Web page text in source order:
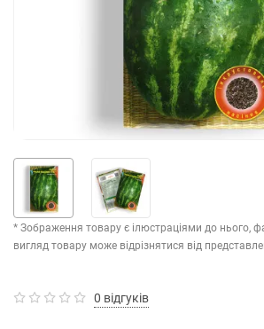
* Зображення товару є ілюстраціями до нього,
вигляд товару може відрізнятися від
0 відгуків